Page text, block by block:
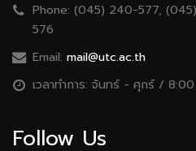
Phone: (045) 240-577,
576
Email: mail@utc.ac.th
เวลาทำการ: จันทร์ - ศุกร์ /
Follow Us